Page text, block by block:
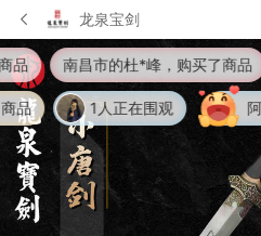
龙泉宝剑
买了商品 济南市的微**户，购
阿坝藏族羌...的1**3，购买